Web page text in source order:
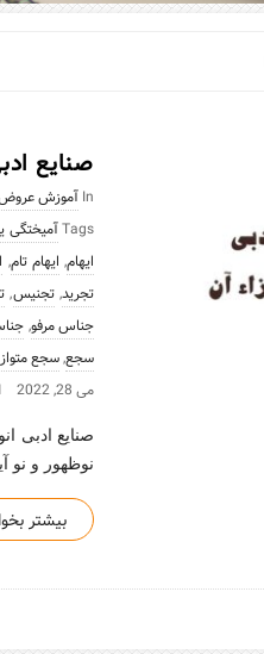
صنایع
In آموزش عروض
Tagsآمیختگی
ایهام, ایهام تام,
تجرید,تجنیس,
جناس مرفو,
سجع,سجع
می 28, 2022
صنایع ادبی
نوظهور و نو
بیشتر